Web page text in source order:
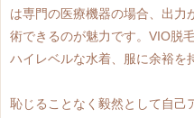
は専門の医療機器の場合、出力
術できるのが魅力です。VIO脱
ハイレベルな水着、服に余裕を
恥じることなく毅然として自己